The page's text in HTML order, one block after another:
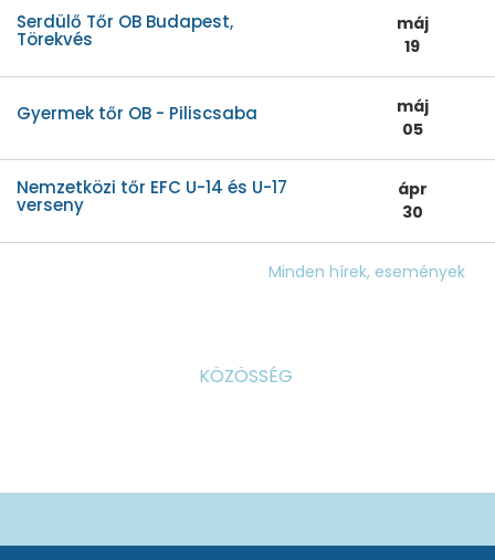
Serdülő Tőr OB Budapest,
Törekvés
máj
19
Gyermek tőr OB - Piliscsaba
máj
05
Nemzetközi tőr EFC U-14 és U-17
verseny
ápr
30
Minden hírek, események
KÖZÖSSÉG